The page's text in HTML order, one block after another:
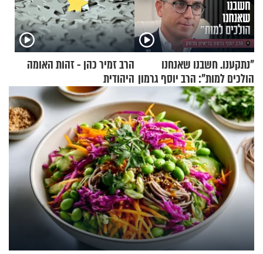
"נתקענו. חשבנו שאנחנו
הולכים למות": הרב יוסף גרמון
בריאיון מרתק
הרב זמיר כהן - זהות האומה
היהודית